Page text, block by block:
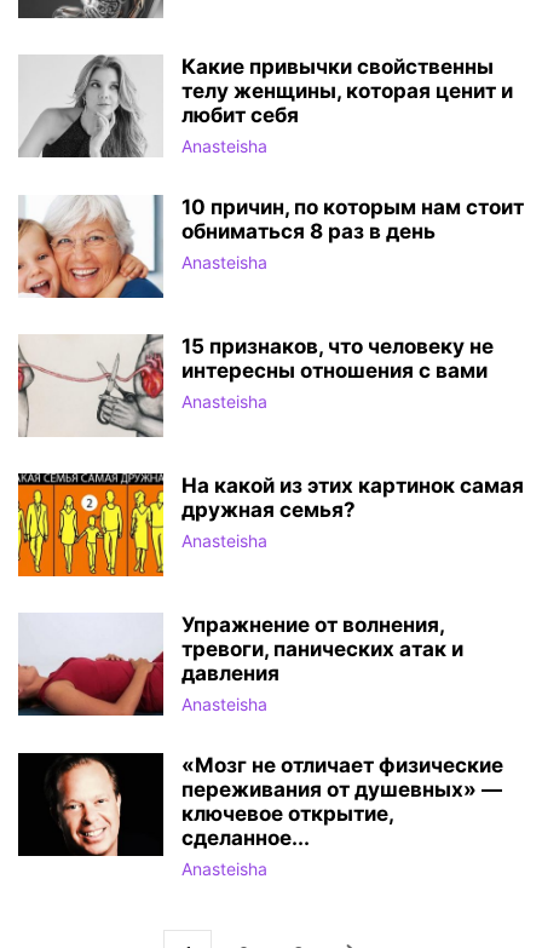
Какие привычки свойственны
телу женщины, которая ценит и
любит себя
Anasteisha
10 причин, по которым нам стоит
обниматься 8 раз в день
Anasteisha
15 признаков, что человеку не
интересны отношения с вами
Anasteisha
На какой из этих картинок самая
дружная семья?
Anasteisha
Упражнение от волнения,
тревоги, панических атак и
давления
Anasteisha
«Мозг не отличает физические
переживания от душевных» —
ключевое открытие,
сделанное...
Anasteisha